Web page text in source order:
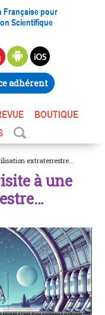
Française pour
Scientifique
adhérent
BOUTIQUE
extraterrestre…
à une